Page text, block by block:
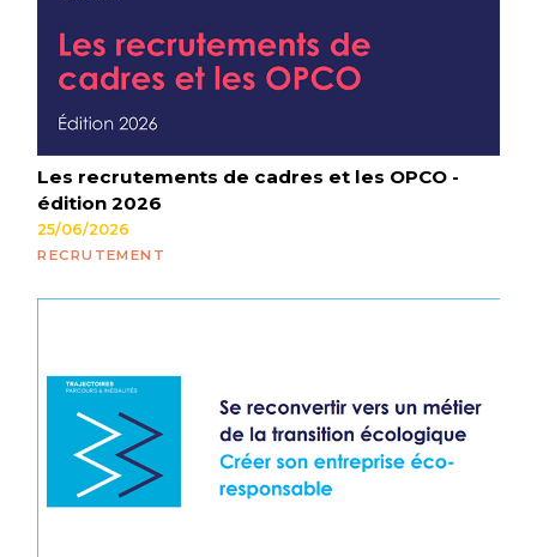
Les recrutements de cadres et les OPCO -
édition 2026
25/06/2026
RECRUTEMENT